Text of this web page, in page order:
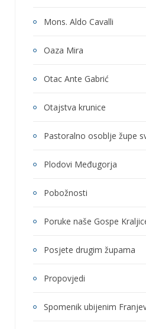
Mons. Aldo Cavalli
Oaza Mira
Otac Ante Gabrić
Otajstva krunice
Pastoralno osoblje župe
Plodovi Međugorja
Pobožnosti
Poruke naše Gospe
Posjete drugim župama
Propovjedi
Spomenik ubijenim